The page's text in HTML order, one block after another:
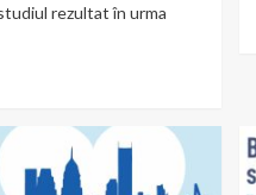
rezultat în urma